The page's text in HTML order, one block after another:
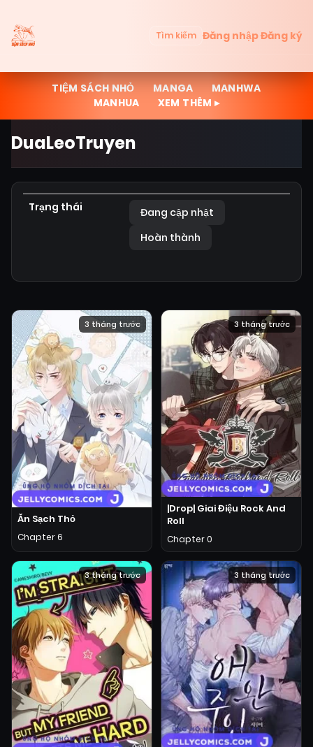
Tìm kiếm Đăng nhậpĐăng ký
TIỆM SÁCH NHỎ MANGA
MANHWA
MANHUA
XEM THÊM ▸
DuaLeoTruyen
Trạng thái
Đang cập nhật
Hoàn thành
3 tháng trước
Ăn Sạch Thỏ
Chapter 6
3 tháng trước
|Drop| Giai Điệu Rock And
Roll
Chapter 0
3 tháng trước 3 tháng trước